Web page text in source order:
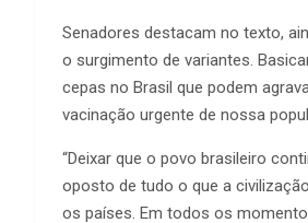
Senadores destacam no texto,
o surgimento de variantes.
cepas no Brasil que podem
vacinação urgente de nossa
“Deixar que o povo brasileiro
oposto de tudo o que a
os países. Em todos os